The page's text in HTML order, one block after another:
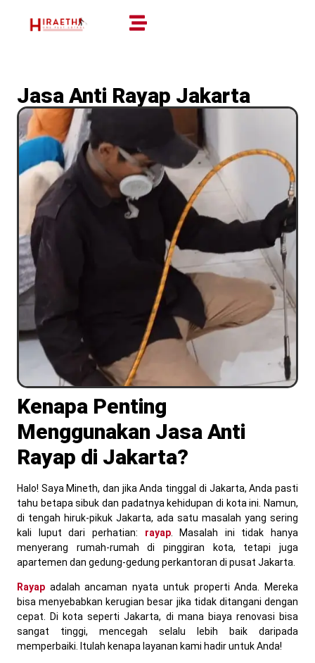
Jasa Anti Rayap Jakarta
Kenapa Penting
Menggunakan Jasa Anti
Rayap di Jakarta?
Halo! Saya Mineth, dan jika Anda tinggal di Jakarta, Anda pasti
tahu betapa sibuk dan padatnya kehidupan di kota ini. Namun,
di tengah hiruk-pikuk Jakarta, ada satu masalah yang sering
kali luput dari perhatian: rayap. Masalah ini tidak hanya
menyerang rumah-rumah di pinggiran kota, tetapi juga
apartemen dan gedung-gedung perkantoran di pusat Jakarta.
Rayap adalah ancaman nyata untuk properti Anda. Mereka
bisa menyebabkan kerugian besar jika tidak ditangani dengan
cepat. Di kota seperti Jakarta, di mana biaya renovasi bisa
sangat tinggi, mencegah selalu lebih baik daripada
memperbaiki. Itulah kenapa layanan kami hadir untuk Anda!